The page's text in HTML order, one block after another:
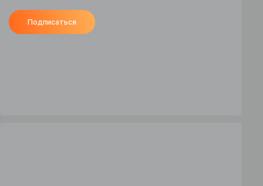
Подписаться